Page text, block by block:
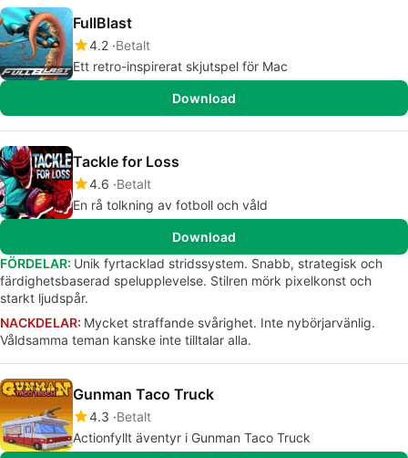
FullBlast
4.2 Betalt
Ett retro-inspirerat skjutspel för Mac
Download
Tackle for Loss
4.6 Betalt
En rå tolkning av fotboll och våld
Download
FÖRDELAR: Unik fyrtacklad stridssystem. Snabb, strategisk och
färdighetsbaserad spelupplevelse. Stilren mörk pixelkonst och
starkt ljudspår.
NACKDELAR: Mycket straffande svårighet. Inte nybörjarvänlig.
Våldsamma teman kanske inte tilltalar alla.
Gunman Taco Truck
4.3 Betalt
Actionfyllt äventyr i Gunman Taco Truck